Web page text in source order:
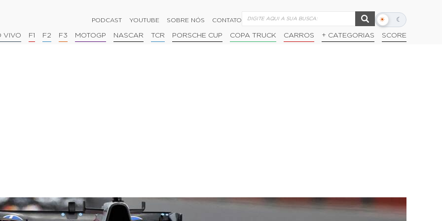
PODCAST YOUTUBE SOBRE NÓS CONTATO ☀ ☾
Alternar
escuro
VIVO F1 F2 F3 MOTOGP NASCAR TCR PORSCHE CUP COPA TRUCK CARROS + CATEGORIAS SCORE